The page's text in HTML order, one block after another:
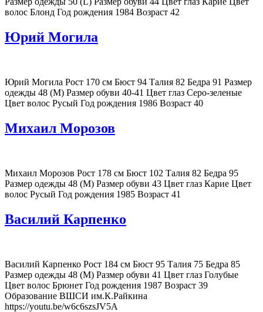
волос Блонд Год рождения 1984 Возраст 42
Юрий Могила
Юрий Могила Рост 170 см Бюст 94 Талия 82 Бедра 91 Размер
одежды 48 (M) Размер обуви 40-41 Цвет глаз Серо-зеленые
Цвет волос Русый Год рождения 1986 Возраст 40
Михаил Морозов
Михаил Морозов Рост 178 см Бюст 102 Талия 82 Бедра 95
Размер одежды 48 (M) Размер обуви 43 Цвет глаз Карие Цвет
волос Русый Год рождения 1985 Возраст 41
Василий Карпенко
Василий Карпенко Рост 184 см Бюст 95 Талия 75 Бедра 85
Размер одежды 48 (M) Размер обуви 41 Цвет глаз Голубые
Цвет волос Брюнет Год рождения 1987 Возраст 39
Образование ВШСИ им.К.Райкина
https://youtu.be/w6c6szsJV5A